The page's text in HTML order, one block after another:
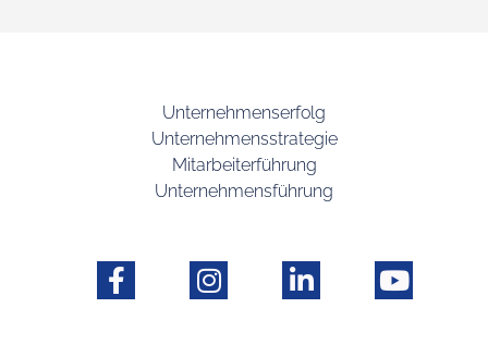
Unternehmenserfolg
Unternehmensstrategie
Mitarbeiterführung
Unternehmensführung